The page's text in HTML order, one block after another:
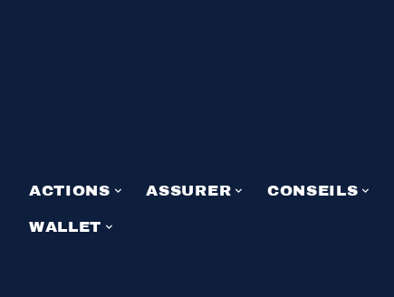
ACTIONS ASSURER CONSEILS
WALLET